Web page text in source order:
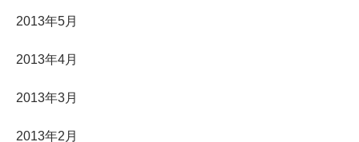
2013年5月
2013年4月
2013年3月
2013年2月